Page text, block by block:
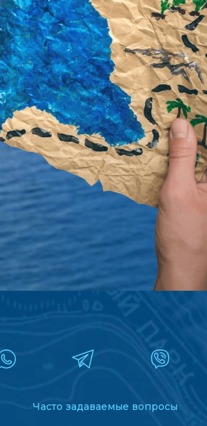
Часто задаваемые вопросы